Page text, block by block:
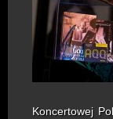
Koncertowej